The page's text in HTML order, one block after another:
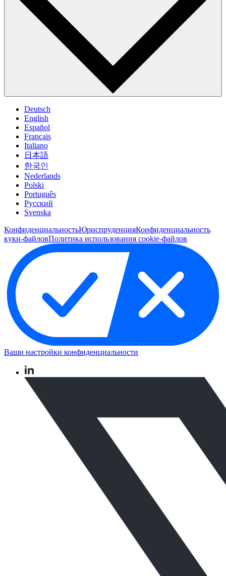
Deutsch
English
Español
Français
Italiano
日本語
한국인
Nederlands
Polski
Português
Pусский
Svenska
КонфиденциальностьЮриспруденцияКонфиденциальность
куки-файловПолитика использования cookie-файлов
Ваши настройки конфиденциальности